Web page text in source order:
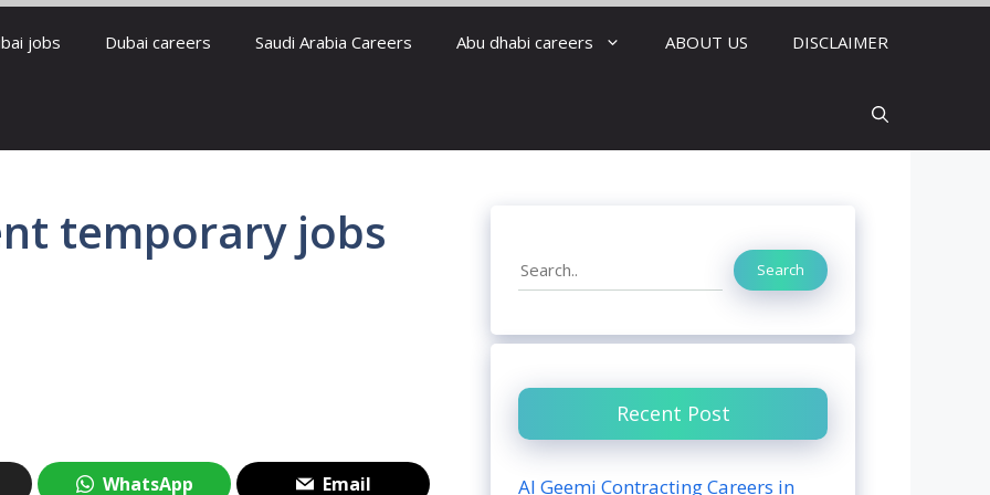
jobs Dubai careers Saudi Arabia Careers Abu dhabi careers ABOUT US DISCLAIMER
temporary jobs
WhatsApp Email
Search Search
Recent Post
Al Geemi Contracting Careers in